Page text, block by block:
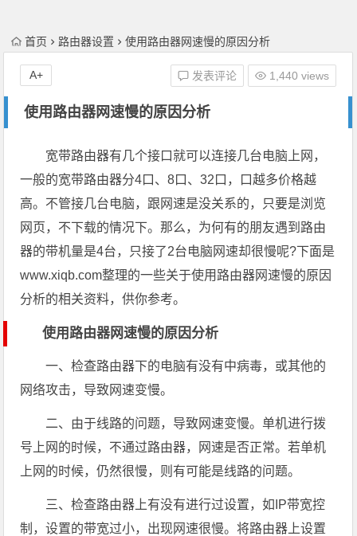
首页 路由器设置 使用路由器网速慢的原因分析
使用路由器网速慢的原因分析
发表评论 1,440 views
A+
宽带路由器有几个接口就可以连接几台电脑上网，
一般的宽带路由器分4口、8口、32口，口越多价格越
高。不管接几台电脑，跟网速是没关系的，只要是浏览
网页，不下载的情况下。那么，为何有的朋友遇到路由
器的带机量是4台，只接了2台电脑网速却很慢呢?下面是
www.xiqb.com整理的一些关于使用路由器网速慢的原因
分析的相关资料，供你参考。
使用路由器网速慢的原因分析
一、检查路由器下的电脑有没有中病毒，或其他的
网络攻击，导致网速变慢。
二、由于线路的问题，导致网速变慢。单机进行拨
号上网的时候，不通过路由器，网速是否正常。若单机
上网的时候，仍然很慢，则有可能是线路的问题。
三、检查路由器上有没有进行过设置，如IP带宽控
制，设置的带宽过小，出现网速很慢。将路由器上设置